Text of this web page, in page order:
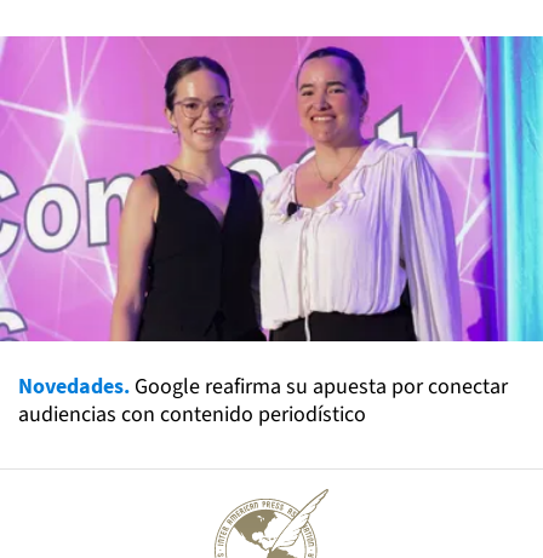
Novedades. Google reafirma su apuesta por conectar
audiencias con contenido periodístico